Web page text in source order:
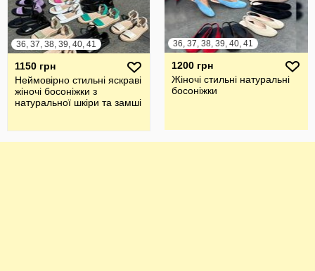
36, 37, 38, 39, 40, 41
1150 грн
Неймовірно стильні яскраві
жіночі босоніжки з
натуральної шкіри та замші
36, 37, 38, 39, 40, 41
1200 грн
Жіночі стильні натуральні
босоніжки